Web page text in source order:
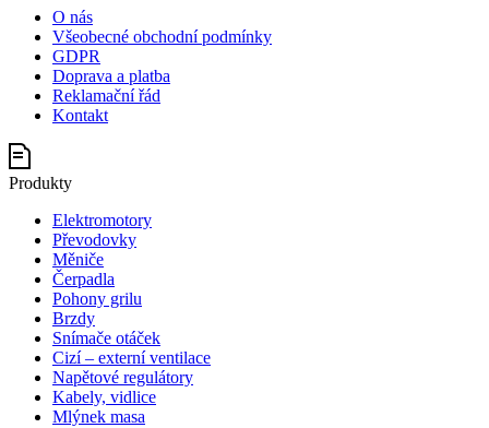
O nás
Všeobecné obchodní podmínky
GDPR
Doprava a platba
Reklamační řád
Kontakt
Produkty
Elektromotory
Převodovky
Měniče
Čerpadla
Pohony grilu
Brzdy
Snímače otáček
Cizí – externí ventilace
Napětové regulátory
Kabely, vidlice
Mlýnek masa